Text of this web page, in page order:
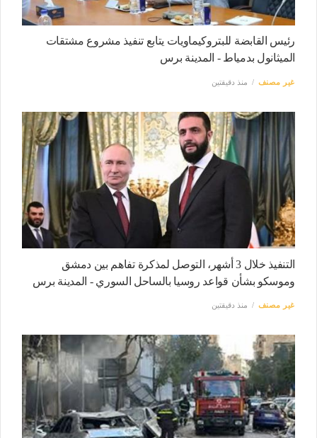
رئيس القابضة للبتروكيماويات يتابع تنفيذ مشروع مشتقات
الميثانول بدمياط - المدينة برس
غير مصنف منذ دقيقتين
التنفيذ خلال 3 أشهر، التوصل لمذكرة تفاهم بين دمشق
وموسكو بشأن قواعد روسيا بالساحل السوري - المدينة برس
غير مصنف منذ دقيقتين